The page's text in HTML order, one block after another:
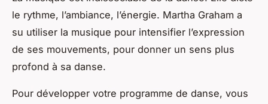
le rythme, l’ambiance, l’énergie. Martha Graham a
su utiliser la musique pour intensifier l’expression
de ses mouvements, pour donner un sens plus
profond à sa danse.
Pour développer votre programme de danse, vous